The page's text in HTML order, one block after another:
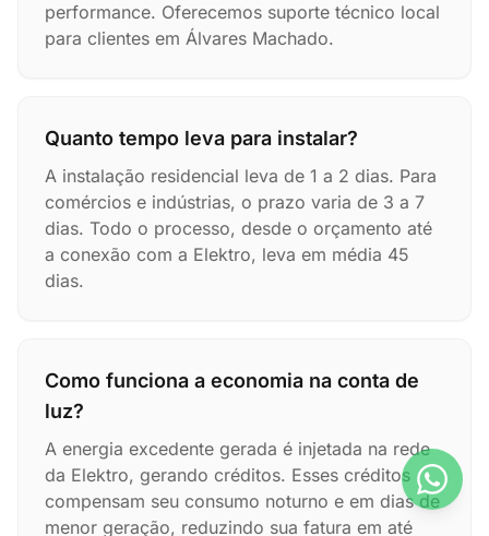
performance. Oferecemos suporte técnico local
para clientes em Álvares Machado.
Quanto tempo leva para instalar?
A instalação residencial leva de 1 a 2 dias. Para
comércios e indústrias, o prazo varia de 3 a 7
dias. Todo o processo, desde o orçamento até
a conexão com a Elektro, leva em média 45
dias.
Como funciona a economia na conta de
luz?
A energia excedente gerada é injetada na rede
da Elektro, gerando créditos. Esses créditos
compensam seu consumo noturno e em dias de
menor geração, reduzindo sua fatura em até